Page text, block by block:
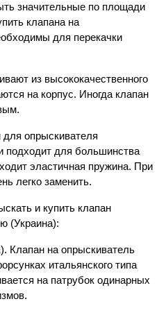
значительные по площади
клапана на
для перекачки
из высококачественного
на корпус. Иногда клапан
опрыскивателя
подходит для большинства
эластичная пружина. При
легко заменить.
и купить клапан
(Украина):
Клапан на опрыскиватель
итальянского типа
на патрубок одинарных